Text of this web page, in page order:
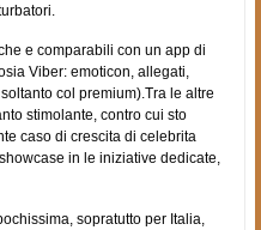
e comparabili con un app di
Viber: emoticon, allegati,
col premium).Tra le altre
stimolante, contro cui sto
caso di crescita di celebrita
in le iniziative dedicate,
sopratutto per Italia,